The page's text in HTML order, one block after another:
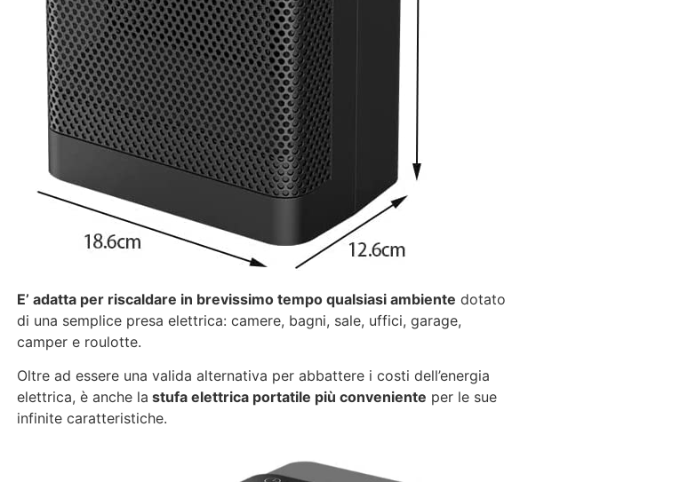
E’ adatta per riscaldare in brevissimo tempo qualsiasi ambiente dotato
di una semplice presa elettrica: camere, bagni, sale, uffici, garage,
camper e roulotte.
Oltre ad essere una valida alternativa per abbattere i costi dell’energia
elettrica, è anche la stufa elettrica portatile più conveniente per le sue
infinite caratteristiche.